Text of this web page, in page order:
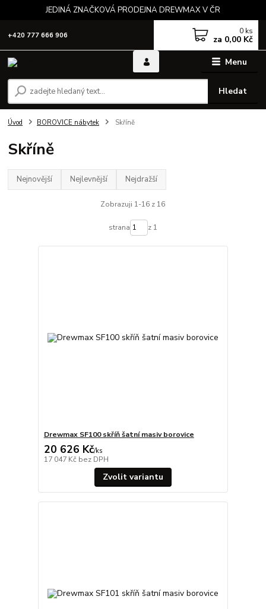
JEDINÁ ZNAČKOVÁ PRODEJNA DREWMAX V ČR
Menu
Hledat
+420 777 666 906 0 ks
za 0,00 Kč
Úvod BOROVICE nábytek Skříně
Skříně
Nejnovější Nejlevnější Nejdražší
Zobrazuji 1-16 z 16
strana z 1
Drewmax SF100 skříň šatní masiv borovice
20 626 Kč/ks
17 047 Kč bez DPH
Zvolit variantu